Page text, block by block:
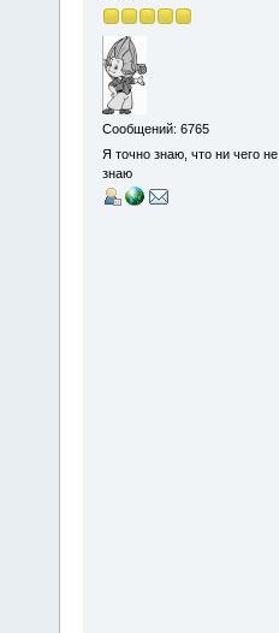
Сообщений: 6765
Я точно знаю, что ни чего не
знаю